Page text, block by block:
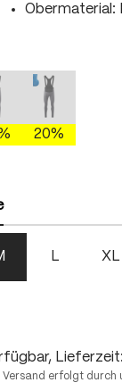
Obermaterial:
brightgreen
ist zurzeit nicht
gray/fire
Option ist zurzeit
mercury
(Diese Option
20%
L XL
Versand erfolgt